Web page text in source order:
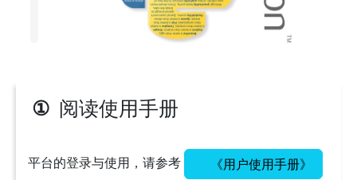
① 阅读使用手册
平台的登录与使用，请参考 《用户使用手册》